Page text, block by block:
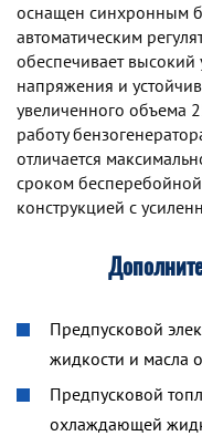
оснащен синхронным
автоматическим
обеспечивает высокий
напряжения и
увеличенного объема
работу
отличается
сроком
конструкцией с
Предпусковой
жидкости и масла
Предпусковой
охлаждающей